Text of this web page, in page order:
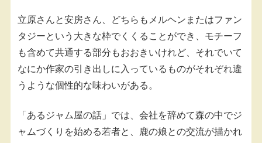
立原さんと安房さん、どちらもメルヘンまたはファン
タジーという大きな枠でくくることができ、モチーフ
も含めて共通する部分もおおきいけれど、それでいて
なにか作家の引き出しに入っているものがそれぞれ違
うような個性的な味わいがある。
「あるジャム屋の話」では、会社を辞めて森の中でジ
ャムづくりを始める若者と、鹿の娘との交流が描かれ